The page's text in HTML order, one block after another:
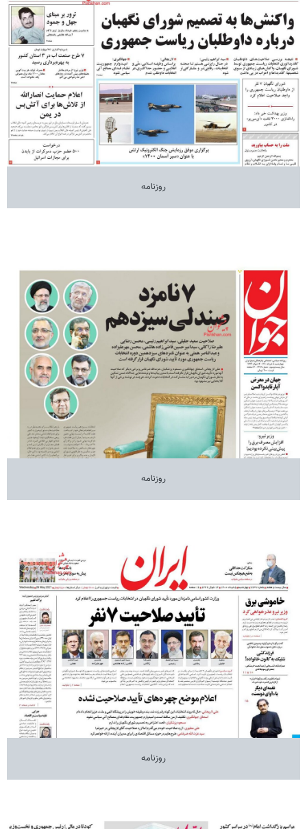
روزنامه
روزنامه
روزنامه